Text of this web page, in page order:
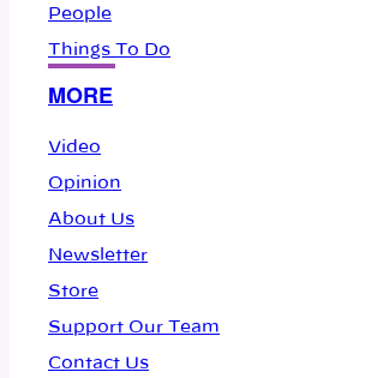
People
Things To Do
MORE
Video
Opinion
About Us
Newsletter
Store
Support Our Team
Contact Us